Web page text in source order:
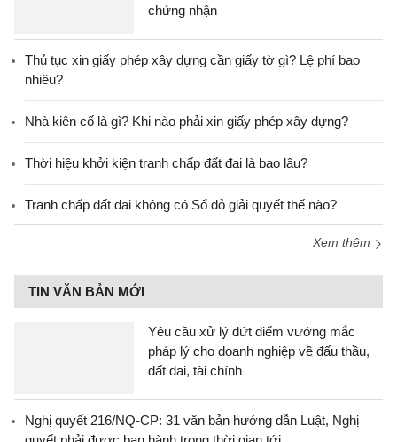
chứng nhận
Thủ tục xin giấy phép xây dựng cần giấy tờ gì? Lệ phí bao
nhiêu?
Nhà kiên cố là gì? Khi nào phải xin giấy phép xây dựng?
Thời hiệu khởi kiện tranh chấp đất đai là bao lâu?
Tranh chấp đất đai không có Sổ đỏ giải quyết thế nào?
Xem thêm
TIN VĂN BẢN MỚI
Yêu cầu xử lý dứt điểm vướng mắc
pháp lý cho doanh nghiệp về đấu thầu,
đất đai, tài chính
Nghị quyết 216/NQ-CP: 31 văn bản hướng dẫn Luật, Nghị